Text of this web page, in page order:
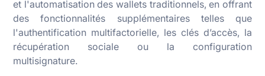
et l'automatisation des wallets traditionnels, en offrant
des fonctionnalités supplémentaires telles que
l'authentification multifactorielle, les clés d’accès, la
récupération sociale ou la configuration
multisignature.